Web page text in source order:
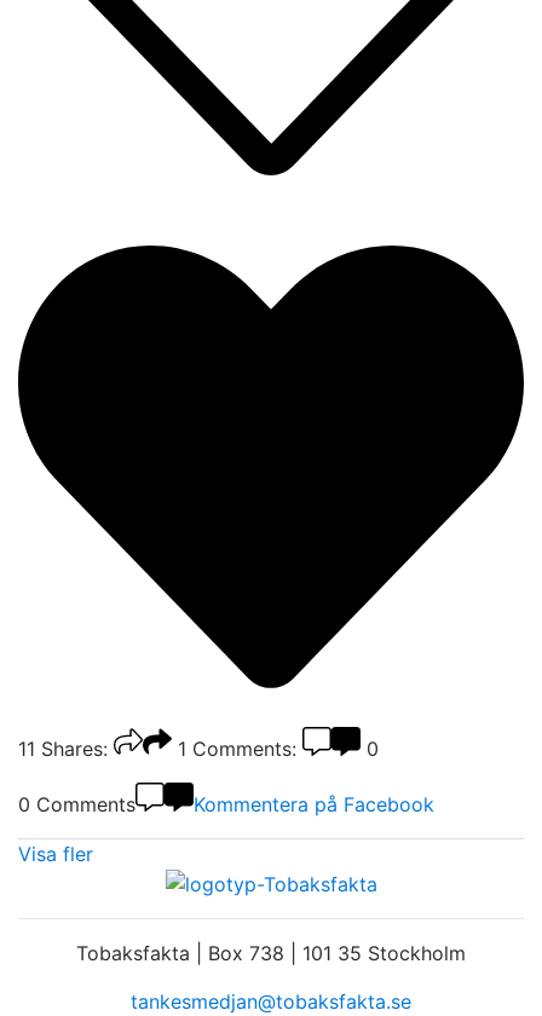
11 Shares: 1 Comments: 0
0 Comments Kommentera på Facebook
Visa fler
Tobaksfakta | Box 738 | 101 35 Stockholm
tankesmedjan@tobaksfakta.se